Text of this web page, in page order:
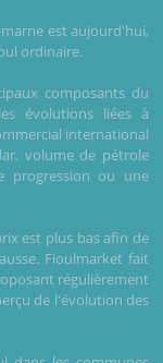
est aujourd'hui,
ordinaire.
composants du
évolutions liées à
international
volume de pétrole
progression ou une
est plus bas afin de
Fioulmarket fait
régulièrement
de l'évolution des